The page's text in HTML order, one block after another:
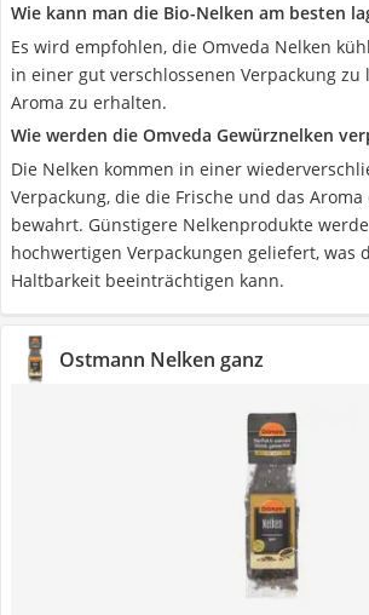
Wie kann man die Bio-Nelken am besten
Es wird empfohlen, die Omveda Nelken
in einer gut verschlossenen Verpackung zu
Aroma zu erhalten.
Wie werden die Omveda Gewürznelken
Die Nelken kommen in einer
Verpackung, die die Frische und das
bewahrt. Günstigere Nelkenprodukte
hochwertigen Verpackungen geliefert, was
Haltbarkeit beeinträchtigen kann.
Ostmann Nelken ganz